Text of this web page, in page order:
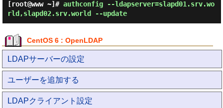
[root@www ~]# authconfig --ldapserver=slapd01.srv.wo
rld,slapd02.srv.world --update
CentOS 6 : OpenLDAP
LDAPサーバーの設定
ユーザーを追加する
LDAPクライアント設定